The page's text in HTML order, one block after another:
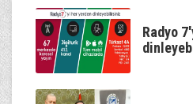
Radyo